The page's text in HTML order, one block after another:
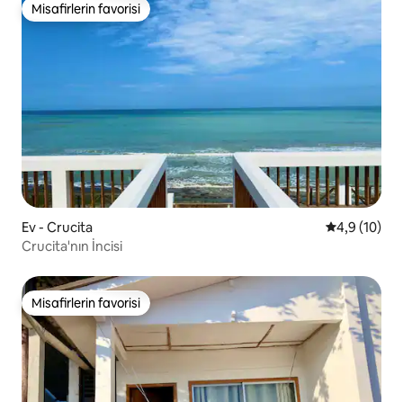
Misafirlerin favorisi
Misafirlerin favorisi
Ev - Crucita 5 üzerinden
4,9 (10)
Crucita'nın İncisi
Misafirlerin favorisi
Misafirlerin favorisi